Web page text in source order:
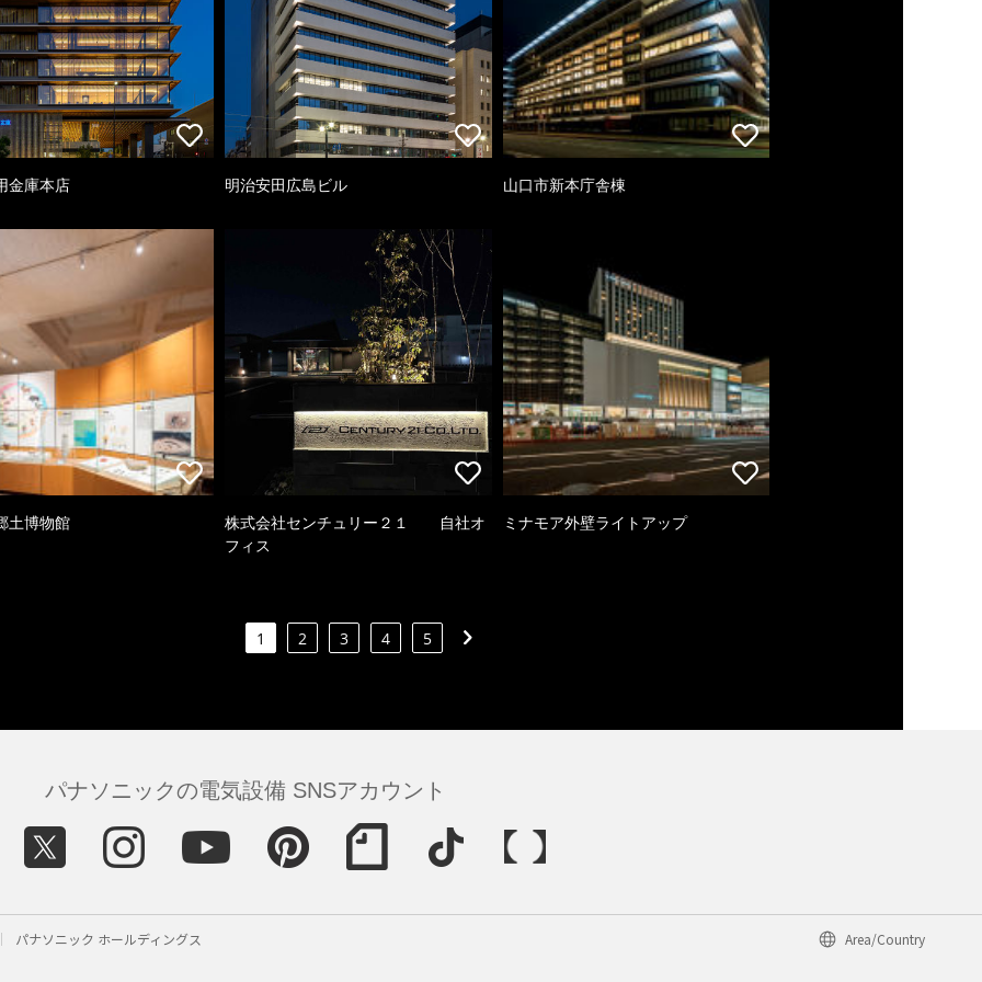
金庫本店 明治安田広島ビル 山口市新本庁舎棟
土博物館
株式会社センチュリー２１ 自社オ
フィス
ミナモア外壁ライトアップ
1 2 3 4 5
パナソニックの電気設備 SNSアカウント
パナソニック ホールディングス Area/Country